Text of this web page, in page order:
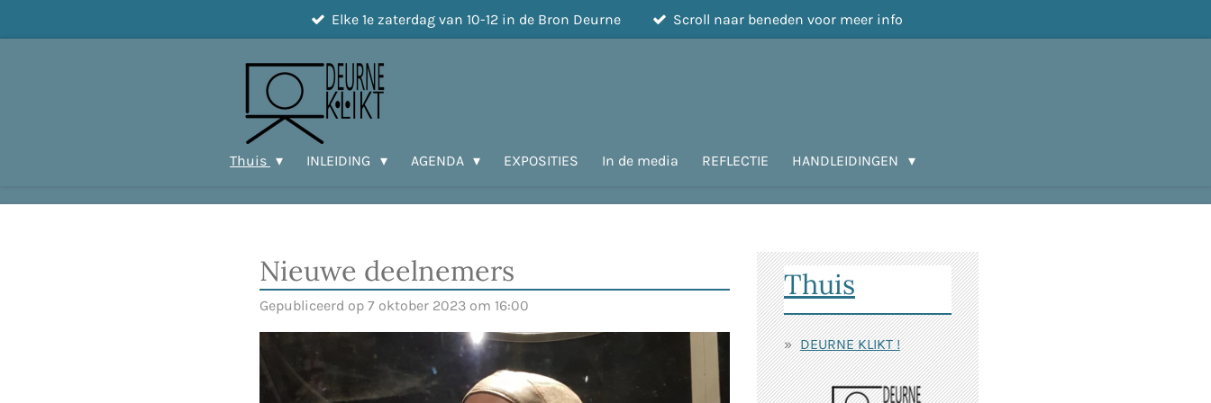
Elke 1e zaterdag van 10-12 in de Bron Deurne Scroll naar beneden voor meer info
Thuis INLEIDING AGENDA EXPOSITIES In de media REFLECTIE HANDLEIDINGEN
Nieuwe deelnemers
Gepubliceerd op 7 oktober 2023 om 16:00
Thuis
DEURNE KLIKT !